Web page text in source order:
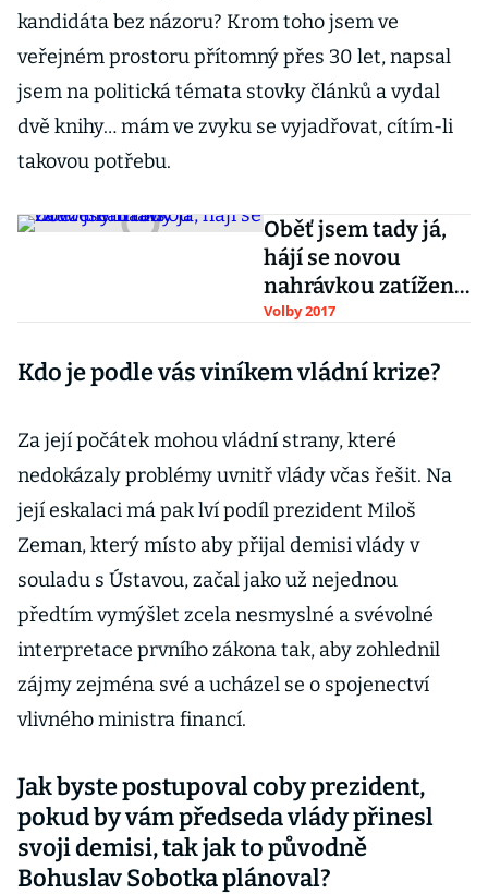
kandidáta bez názoru? Krom toho jsem ve
veřejném prostoru přítomný přes 30 let, napsal
jsem na politická témata stovky článků a vydal
dvě knihy… mám ve zvyku se vyjadřovat, cítím-li
takovou potřebu.
Oběť jsem tady já,
hájí se novou
nahrávkou zatížený
Babiš
Volby 2017
Kdo je podle vás viníkem vládní krize?
Za její počátek mohou vládní strany, které
nedokázaly problémy uvnitř vlády včas řešit. Na
její eskalaci má pak lví podíl prezident Miloš
Zeman, který místo aby přijal demisi vlády v
souladu s Ústavou, začal jako už nejednou
předtím vymýšlet zcela nesmyslné a svévolné
interpretace prvního zákona tak, aby zohlednil
zájmy zejména své a ucházel se o spojenectví
vlivného ministra financí.
Jak byste postupoval coby prezident,
pokud by vám předseda vlády přinesl
svoji demisi, tak jak to původně
Bohuslav Sobotka plánoval?